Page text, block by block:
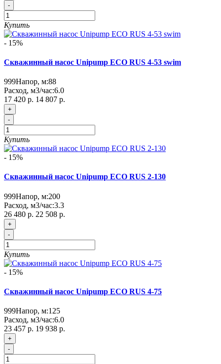
-
Купить
- 15%
Скважинный насос Unipump ECO RUS 4-53 swim
999Напор, м:88
Расход, м3/час:6.0
17 420 р. 14 807 р.
+
-
Купить
- 15%
Скважинный насос Unipump ECO RUS 2-130
999Напор, м:200
Расход, м3/час:3.3
26 480 р. 22 508 р.
+
-
Купить
- 15%
Скважинный насос Unipump ECO RUS 4-75
999Напор, м:125
Расход, м3/час:6.0
23 457 р. 19 938 р.
+
-